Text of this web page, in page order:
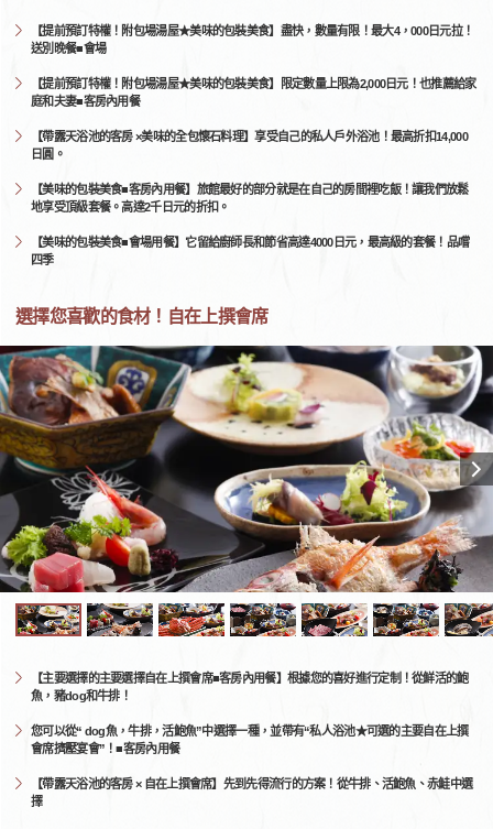
【提前預訂特權！附包場湯屋★美味的包裝美食】盡快，數量有限！最大4，000日元拉！
送別晚餐■會場
【提前預訂特權！附包場湯屋★美味的包裝美食】限定數量上限為2,000日元！也推薦給家
庭和夫妻■客房內用餐
【帶露天浴池的客房 ×美味的全包懷石料理】享受自己的私人戶外浴池！最高折扣14,000
日圓。
【美味的包裝美食■客房內用餐】旅館最好的部分就是在自己的房間裡吃飯！讓我們放鬆
地享受頂級套餐。高達2千日元的折扣。
【美味的包裝美食■會場用餐】它留給廚師長和節省高達4000日元，最高級的套餐！品嚐
四季
選擇您喜歡的食材！自在上撰會席
【主要選擇的主要選擇自在上撰會席■客房內用餐】根據您的喜好進行定制！從鮮活的鮑
魚，豬dog和牛排！
您可以從“ dog魚，牛排，活鮑魚”中選擇一種，並帶有“私人浴池★可選的主要自在上撰
會席擠壓宴會”！■客房內用餐
【帶露天浴池的客房 × 自在上撰會席】先到先得流行的方案！從牛排、活鮑魚、赤鮭中選
擇